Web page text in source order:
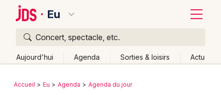
Eu
Concert, spectacle, etc.
Aujourd'hui Agenda Sorties & loisirs Actu
Publier un événement
Retour
Accueil Eu Agenda Agenda du jour
Quoi ?
Où ?